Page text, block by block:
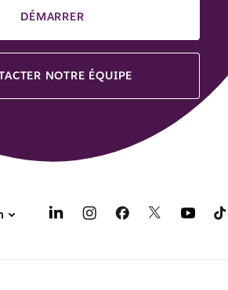
DÉMARRER
NOTRE ÉQUIPE